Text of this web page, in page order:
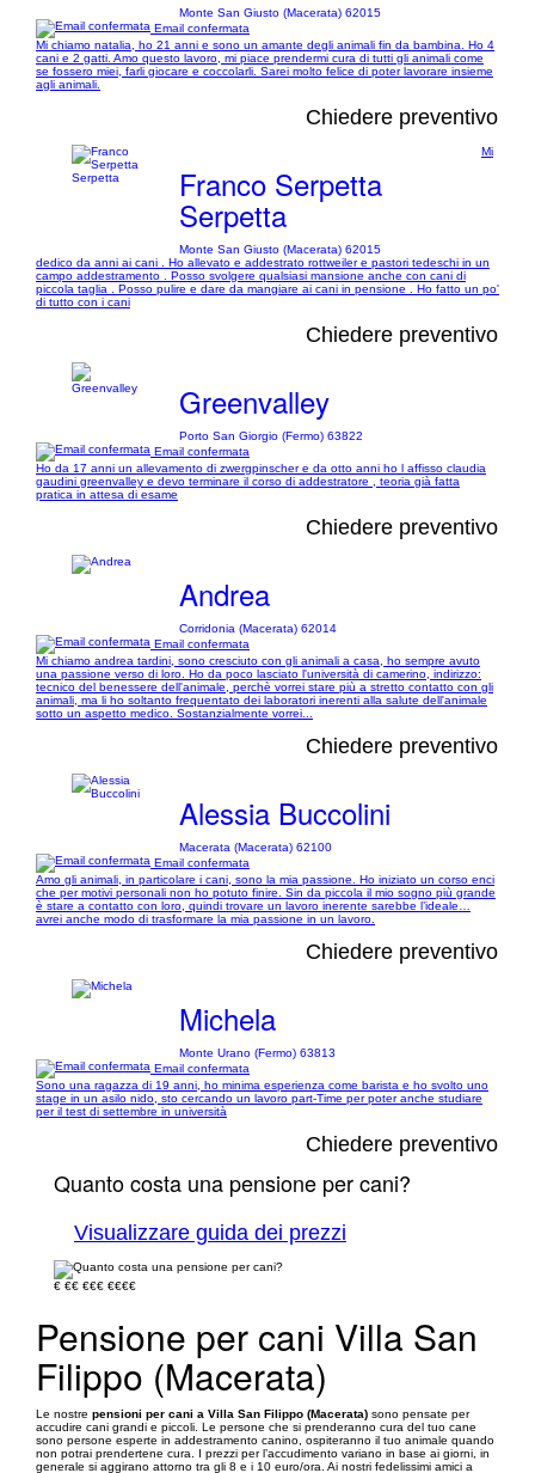
Monte San Giusto (Macerata) 62015
Email confermata
Mi chiamo natalia, ho 21 anni e sono un amante degli animali fin da bambina. Ho 4
cani e 2 gatti. Amo questo lavoro, mi piace prendermi cura di tutti gli animali come
se fossero miei, farli giocare e coccolarli. Sarei molto felice di poter lavorare insieme
agli animali.
Chiedere preventivo
Franco Serpetta
Serpetta
Monte San Giusto (Macerata) 62015
Mi
dedico da anni ai cani . Ho allevato e addestrato rottweiler e pastori tedeschi in un
campo addestramento . Posso svolgere qualsiasi mansione anche con cani di
piccola taglia . Posso pulire e dare da mangiare ai cani in pensione . Ho fatto un po'
di tutto con i cani
Chiedere preventivo
Greenvalley
Porto San Giorgio (Fermo) 63822
Email confermata
Ho da 17 anni un allevamento di zwergpinscher e da otto anni ho l affisso claudia
gaudini greenvalley e devo terminare il corso di addestratore , teoria già fatta
pratica in attesa di esame
Chiedere preventivo
Andrea
Corridonia (Macerata) 62014
Email confermata
Mi chiamo andrea tardini, sono cresciuto con gli animali a casa, ho sempre avuto
una passione verso di loro. Ho da poco lasciato l'università di camerino, indirizzo:
tecnico del benessere dell'animale, perchè vorrei stare più a stretto contatto con gli
animali, ma li ho soltanto frequentato dei laboratori inerenti alla salute dell'animale
sotto un aspetto medico. Sostanzialmente vorrei...
Chiedere preventivo
Alessia Buccolini
Macerata (Macerata) 62100
Email confermata
Amo gli animali, in particolare i cani, sono la mia passione. Ho iniziato un corso enci
che per motivi personali non ho potuto finire. Sin da piccola il mio sogno più grande
è stare a contatto con loro, quindi trovare un lavoro inerente sarebbe l’ideale…
avrei anche modo di trasformare la mia passione in un lavoro.
Chiedere preventivo
Michela
Monte Urano (Fermo) 63813
Email confermata
Sono una ragazza di 19 anni, ho minima esperienza come barista e ho svolto uno
stage in un asilo nido, sto cercando un lavoro part-Time per poter anche studiare
per il test di settembre in università
Chiedere preventivo
Quanto costa una pensione per cani?
Visualizzare guida dei prezzi
€ €€ €€€ €€€€
Pensione per cani Villa San
Filippo (Macerata)
Le nostre pensioni per cani a Villa San Filippo (Macerata) sono pensate per
accudire cani grandi e piccoli. Le persone che si prenderanno cura del tuo cane
sono persone esperte in addestramento canino, ospiteranno il tuo animale quando
non potrai prendertene cura. I prezzi per l’accudimento variano in base ai giorni, in
generale si aggirano attorno tra gli 8 e i 10 euro/ora. Ai nostri fedelissimi amici a